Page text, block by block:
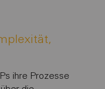
ihre Prozesse